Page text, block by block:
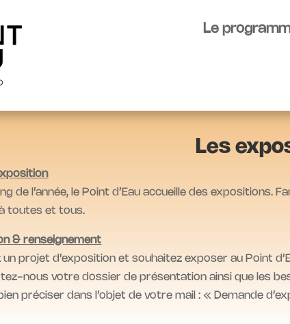
Le
Les
de l’année, le Point d’Eau accueille des
toutes et tous.
& renseignement
un projet d’exposition et souhaitez exposer au Point
nous votre dossier de présentation ainsi que les
préciser dans l’objet de votre mail : « Demande